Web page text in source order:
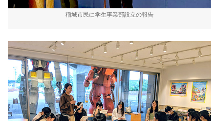
稲城市民に学生事業部設立の報告